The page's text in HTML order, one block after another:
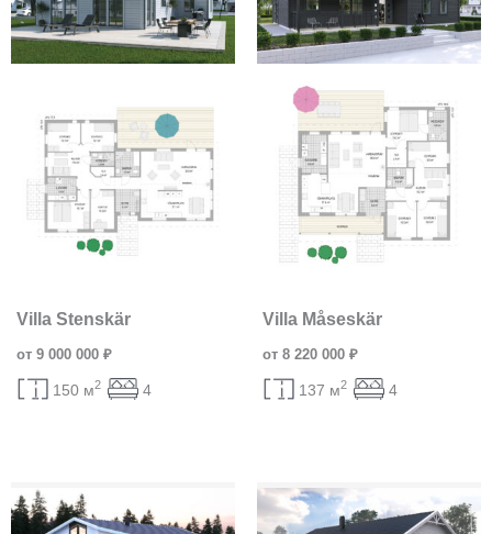
Villa Stenskär
от 9 000 000 ₽
150 м2 4
Villa Måseskär
от 8 220 000 ₽
137 м2 4